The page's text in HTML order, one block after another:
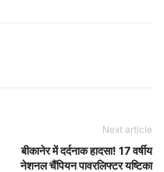
Next article
बीकानेर में दर्दनाक हादसा! 17 वर्षीय
नेशनल चैंपियन पावरलिफ्टर यष्टिका